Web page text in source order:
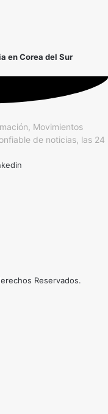
en Corea del Sur
Movimientos
de noticias, las 24
Reservados.